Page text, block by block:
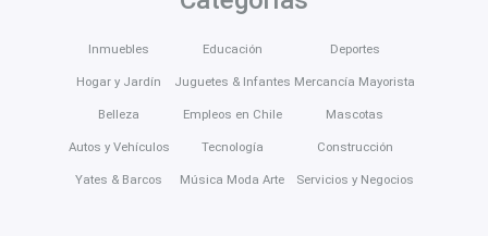
Inmuebles
Hogar y Jardín
Belleza
Autos y Vehículos
Yates & Barcos
Educación
Juguetes & Infantes
Empleos en Chile
Tecnología
Música Moda Arte
Deportes
Mercancía Mayorista
Mascotas
Construcción
Servicios y Negocios